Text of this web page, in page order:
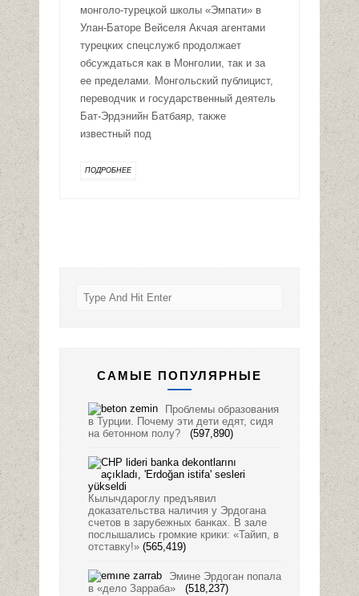
монголо-турецкой школы «Эмпати» в
Улан-Баторе Вейселя Акчая агентами
турецких спецслужб продолжает
обсуждаться как в Монголии, так и за
ее пределами. Монгольский публицист,
переводчик и государственный деятель
Бат-Эрдэнийн Батбаяр, также
известный под
ПОДРОБНЕЕ
САМЫЕ ПОПУЛЯРНЫЕ
Проблемы образования
в Турции. Почему эти дети едят, сидя
на бетонном полу?
(597,890)
Кылычдароглу предъявил
доказательства наличия у Эрдогана
счетов в зарубежных банках. В зале
послышались громкие крики: «Тайип, в
отставку!» (565,419)
Эмине Эрдоган попала
в «дело Зарраба»
(518,237)